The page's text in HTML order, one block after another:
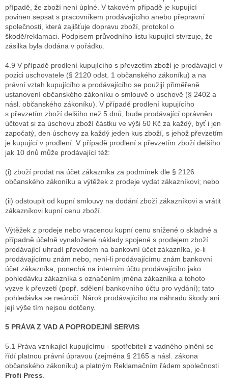
případě, že zboží není úplné. V takovém případě je kupující
povinen sepsat s pracovníkem prodávajícího anebo přepravní
společnosti, která zajišťuje dopravu zboží, protokol o
škodě/reklamaci. Podpisem průvodního listu kupující stvrzuje, že
zásilka byla dodána v pořádku.
4.9 V případě prodlení kupujícího s převzetím zboží je prodávající v
pozici uschovatele (§ 2120 odst. 1 občanského zákoníku) a na
právní vztah kupujícího a prodávajícího se použijí přiměřeně
ustanovení občanského zákoníku o smlouvě o úschově (§ 2402 a
násl. občanského zákoníku). V případě prodlení kupujícího
s převzetím zboží delšího než 5 dnů, bude prodávající oprávněn
účtovat si za úschovu zboží částku ve výši 50 Kč za každý, byť i jen
započatý, den úschovy za každý jeden kus zboží, s jehož převzetím
je kupující v prodlení. V případě prodlení s převzetím zboží delšího
jak 10 dnů může prodávající též:
(i) zboží prodat na účet zákazníka za podmínek dle § 2126
občanského zákoníku a výtěžek z prodeje vydat zákazníkovi; nebo
(ii) odstoupit od kupní smlouvy na dodání zboží zákazníkovi a vrátit
zákazníkovi kupní cenu zboží.
Výtěžek z prodeje nebo vracenou kupní cenu snížené o skladné a
případně účelně vynaložené náklady spojené s prodejem zboží
prodávající uhradí převodem na bankovní účet zákazníka, je-li
prodávajícímu znám nebo, není-li prodávajícímu znám bankovní
účet zákazníka, ponechá na interním účtu prodávajícího jako
pohledávku zákazníka s označením jména zákazníka a tohoto
vyzve k převzetí (popř. sdělení bankovního účtu pro vydání); tato
pohledávka se neúročí. Nárok prodávajícího na náhradu škody ani
její výše tím nejsou dotčeny.
5 PRÁVA Z VAD A POPRODEJNÍ SERVIS
5.1 Práva vznikající kupujícímu - spotřebiteli z vadného plnění se
řídí platnou právní úpravou (zejména § 2165 a násl. zákona
občanského zákoníku) a platným Reklamačním řádem společnosti
Profi Press.